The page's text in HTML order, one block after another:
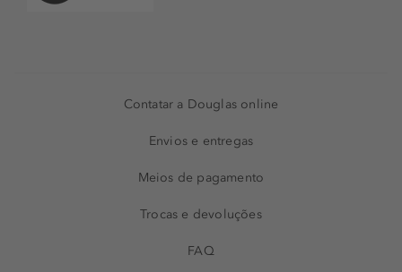
Contatar a Douglas online
Envios e entregas
Meios de pagamento
Trocas e devoluções
FAQ